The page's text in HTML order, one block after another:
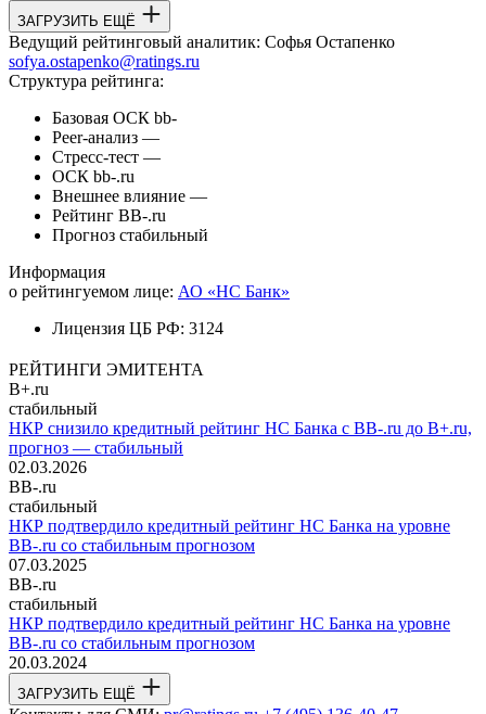
ЗАГРУЗИТЬ ЕЩЁ
Ведущий рейтинговый аналитик: Софья Остапенко
sofya.ostapenko@ratings.ru
Структура рейтинга:
Базовая ОСК bb-
Peer-анализ —
Стресс-тест —
ОСК bb-.ru
Внешнее влияние —
Рейтинг BB-.ru
Прогноз стабильный
Информация
о рейтингуемом лице: АО «НС Банк»
Лицензия ЦБ РФ: 3124
РЕЙТИНГИ ЭМИТЕНТА
B+.ru
стабильный
НКР снизило кредитный рейтинг НС Банка с BB-.ru до B+.ru,
прогноз — стабильный
02.03.2026
BB-.ru
стабильный
НКР подтвердило кредитный рейтинг НС Банка на уровне
BB-.ru со стабильным прогнозом
07.03.2025
BB-.ru
стабильный
НКР подтвердило кредитный рейтинг НС Банка на уровне
BB-.ru со стабильным прогнозом
20.03.2024
ЗАГРУЗИТЬ ЕЩЁ